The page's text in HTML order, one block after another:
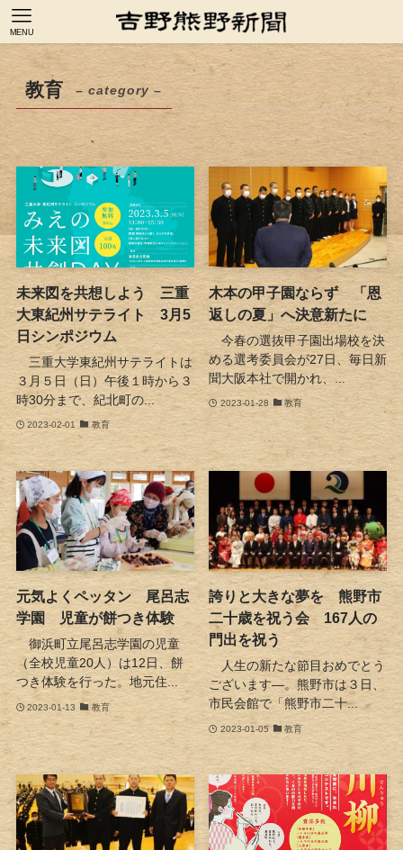
MENU
教育 – category –
未来図を共想しよう 三重
大東紀州サテライト 3月5
日シンポジウム
三重大学東紀州サテライトは
３月５日（日）午後１時から３
時30分まで、紀北町の...
2023-02-01 教育
木本の甲子園ならず 「恩
返しの夏」へ決意新たに
今春の選抜甲子園出場校を決
める選考委員会が27日、毎日新
聞大阪本社で開かれ、...
2023-01-28 教育
元気よくペッタン 尾呂志
学園 児童が餅つき体験
御浜町立尾呂志学園の児童
（全校児童20人）は12日、餅
つき体験を行った。地元住...
2023-01-13 教育
誇りと大きな夢を 熊野市
二十歳を祝う会 167人の
門出を祝う
人生の新たな節目おめでとう
ございます―。熊野市は３日、
市民会館で「熊野市二十...
2023-01-05 教育